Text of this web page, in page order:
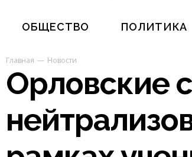
ОБЩЕСТВО ПОЛИТИКА
Главная Новости
Орловские